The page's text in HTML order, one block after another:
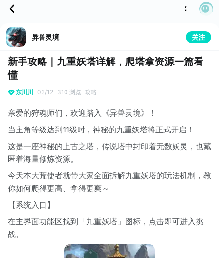
异兽灵境 关注
新手攻略｜九重妖塔详解，爬塔拿资源一篇看
懂
东川川 03/12 310 浏览 攻略
亲爱的狩魂师们，欢迎踏入《异兽灵境》！
当主角等级达到11级时，神秘的九重妖塔将正式开启！
这是一座神秘的上古之塔，传说塔中封印着无数妖灵，也藏
匿着海量修炼资源。
今天本大荒使者就带大家全面拆解九重妖塔的玩法机制，教
你如何爬得更高、拿得更爽～
【系统入口】
在主界面功能区找到「九重妖塔」图标，点击即可进入挑
战。